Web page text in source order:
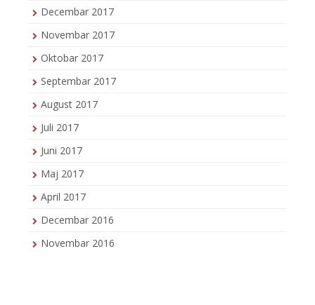
Decembar 2017
Novembar 2017
Oktobar 2017
Septembar 2017
August 2017
Juli 2017
Juni 2017
Maj 2017
April 2017
Decembar 2016
Novembar 2016